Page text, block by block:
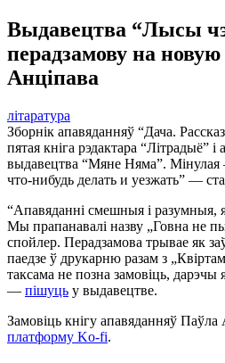
Выдавецтва “Лысы
перадзамову на
Анціпава
літаратура
Зборнік апавяданняў “Дача.
пятая кніга рэдактара “Літрадыё” і
выдавецтва “Мяне Няма”.
что-нибудь делать и уезжать” —
“Апавяданні смешныя і разумныя,
Мы прапанавалі назву „Говна не
спойлер. Перадзамова трывае як
паедзе ў друкарню разам з
таксама не позна замовіць, дарэчы
— пішуць у выдавецтве.
Замовіць кнігу апавяданняў
платформу Ko-fi.